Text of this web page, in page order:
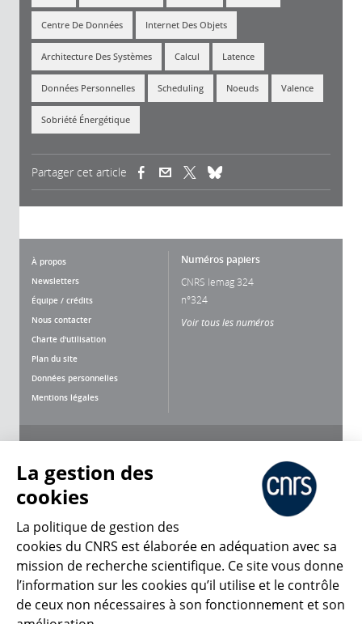
Centre De Données Internet Des Objets
Architecture Des Systèmes Calcul Latence
Données Personnelles Scheduling Noeuds Valence
Sobriété Énergétique
Partager cet article (link is external)(link is external)
À propos
Newsletters
Équipe / crédits
Nous contacter
Charte d'utilisation
Plan du site
Données personnelles
Mentions légales
Numéros papiers
CNRS lemag 324
n°324
Voir tous les numéros
CNRS Le Mag
© 2026, CNRS
La gestion des
cookies
La politique de gestion des
cookies du CNRS est élaborée en adéquation avec sa
mission de recherche scientifique. Ce site vous donne
l’information sur les cookies qu’il utilise et le contrôle
de ceux non nécessaires à son fonctionnement et son